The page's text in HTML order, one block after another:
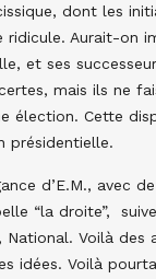
dont les
Aurait-on
et ses
mais ils ne
élection. Cette
présidentielle.
d’E.M., avec
“la droite”,
Voilà des
idées. Voilà